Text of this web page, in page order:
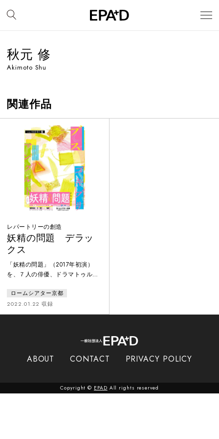
秋元 修
Akimoto Shu
関連作品
レパートリーの創造
妖精の問題 デラッ
クス
「妖精の問題」（2017年初演）
を、７人の俳優、ドラマトゥル
と多彩なスタッフを交え、文字通
り“デラックス”版としてパワーア
ップ。一部「ブス」二部「ゴキブ
面から取り扱い、自虐や偏見に満
がらも、観客を捉えて離さない強
ロームシアター京都
2022.01.22 収録
ABOUT CONTACT PRIVACY POLICY
Copyright © EPAD All rights reserved